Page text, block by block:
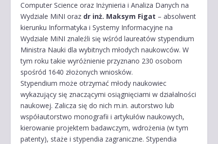
Computer Science oraz Inżynieria i Analiza Danych na
Wydziale MiNI oraz dr inż. Maksym Figat – absolwent
kierunku Informatyka i Systemy Informacyjne na
Wydziale MiNI znaleźli się wśród laureatów stypendium
Ministra Nauki dla wybitnych młodych naukowców. W
tym roku takie wyróżnienie przyznano 230 osobom
spośród 1640 złożonych wniosków.
Stypendium może otrzymać młody naukowiec
wykazujący się znaczącymi osiągnięciami w działalności
naukowej. Zalicza się do nich m.in. autorstwo lub
współautorstwo monografii i artykułów naukowych,
kierowanie projektem badawczym, wdrożenia (w tym
patenty), staże i stypendia zagraniczne. Stypendia